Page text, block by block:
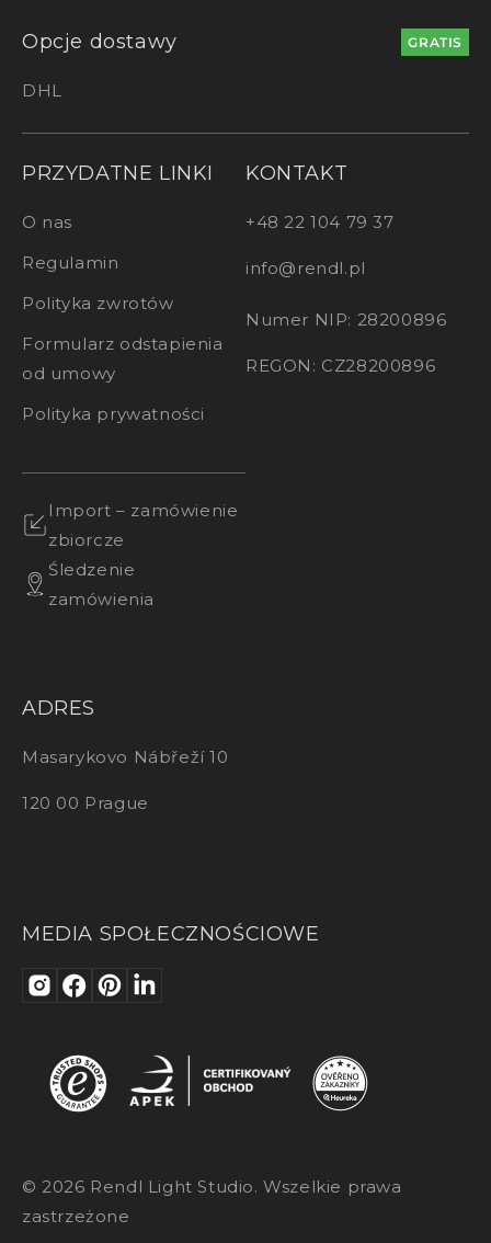
Opcje dostawy GRATIS
DHL
PRZYDATNE LINKI
O nas
Regulamin
Polityka zwrotów
Formularz odstapienia
od umowy
Polityka prywatności
Import – zamówienie
zbiorcze
Śledzenie
zamówienia
KONTAKT
+48 22 104 79 37
info@rendl.pl
Numer NIP: 28200896
REGON: CZ28200896
ADRES
Masarykovo Nábřeží 10
120 00 Prague
MEDIA SPOŁECZNOŚCIOWE
© 2026 Rendl Light Studio. Wszelkie prawa
zastrzeżone